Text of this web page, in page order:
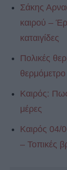
Σάκης
καιρού –
καταιγίδες
Πολικές
Καιρός: Πως
μέρες
Καιρός 04/
– Τοπικές